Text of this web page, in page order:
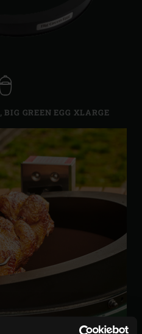
,BIG GREEN EGG XLARGE